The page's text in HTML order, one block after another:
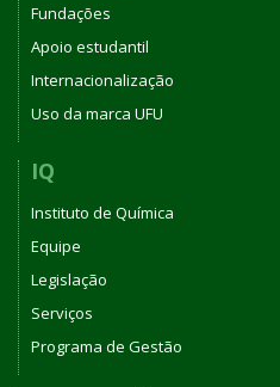
Fundações
Apoio estudantil
Internacionalização
Uso da marca UFU
IQ
Instituto de Química
Equipe
Legislação
Serviços
Programa de Gestão